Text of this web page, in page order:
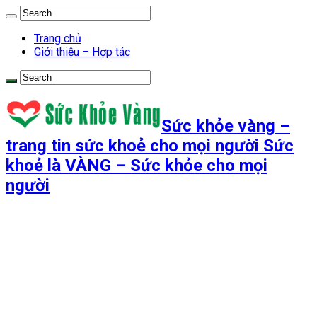
Trang chủ
Giới thiệu – Hợp tác
Sức khỏe vàng –
trang tin sức khoẻ cho mọi người Sức
khoẻ là VÀNG – Sức khỏe cho mọi
người